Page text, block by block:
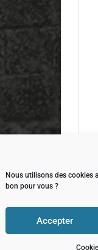
Nous utilisons des cookies
bon pour vous ?
Accepter